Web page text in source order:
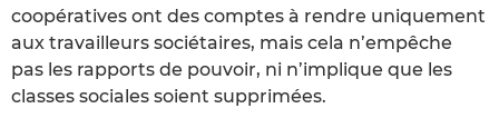
coopératives ont des comptes à rendre uniquement
aux travailleurs sociétaires, mais cela n’empêche
pas les rapports de pouvoir, ni n’implique que les
classes sociales soient supprimées.